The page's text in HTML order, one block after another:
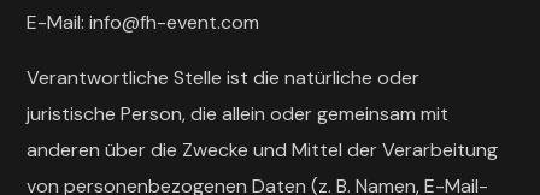
E-Mail: info@fh-event.com
Verantwortliche Stelle ist die natürliche oder
juristische Person, die allein oder gemeinsam mit
anderen über die Zwecke und Mittel der Verarbeitung
von personenbezogenen Daten (z. B. Namen, E-Mail-